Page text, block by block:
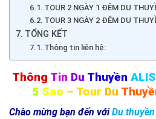
TOUR 2 NGÀY 1 ĐÊM DU
TOUR 3 NGÀY 2 ĐÊM DU
TỔNG KẾT
Thông tin liên hệ:
Thông TinDuThuyền
5 Sao – Tour Du
Chào mừng bạn đến vớiDu